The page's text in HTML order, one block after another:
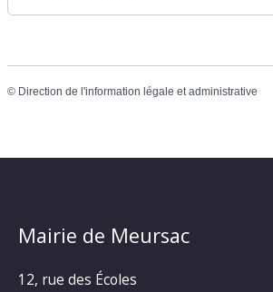
© Direction de l'information légale et administrative
Mairie de Meursac
12, rue des Écoles